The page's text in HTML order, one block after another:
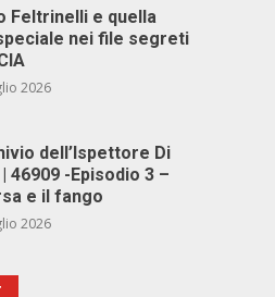
Feltrinelli e quella
nei file segreti
2026
dell’Ispettore Di
46909 -Episodio 3 –
e il fango
2026